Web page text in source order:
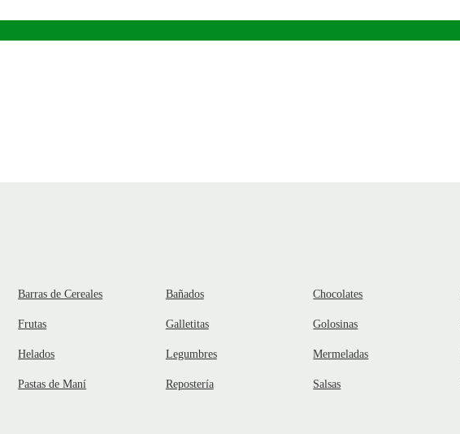
Barras de Cereales Bañados Chocolates
Frutas Galletitas Golosinas
Helados Legumbres Mermeladas
Pastas de Maní Repostería Salsas